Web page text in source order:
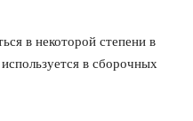
в некоторой степени в
в сборочных